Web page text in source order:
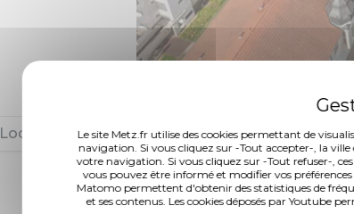
Le site Metz.fr utilise des cookies permettant de
navigation. Si vous cliquez sur -Tout accepter-, la
votre navigation. Si vous cliquez sur -Tout refuser-,
vous pouvez être informé et modifier vos
Matomo permettent d'obtenir des statistiques de
et ses contenus. Les cookies déposés par Youtube
Localisation
Chaque jour, la gare de
Thionville et Metz.
Un local à vélo sécurisé,
SimpliCités.